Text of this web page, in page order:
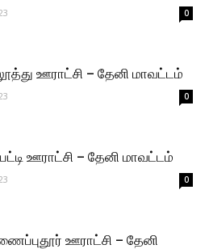
0
ஊராட்சி – தேனி மாவட்டம்
0
ஊராட்சி – தேனி மாவட்டம்
0
ஊராட்சி – தேனி